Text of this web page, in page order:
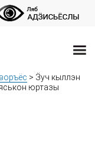
> Ӟуч кыллэн
юртазы